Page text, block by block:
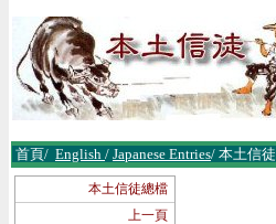
首頁/ English / Japanese Entries/ 本土信徒
本土信徒總檔
上一頁